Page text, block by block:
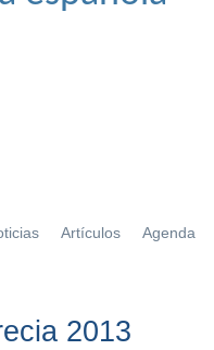
Artículos Agenda
2013